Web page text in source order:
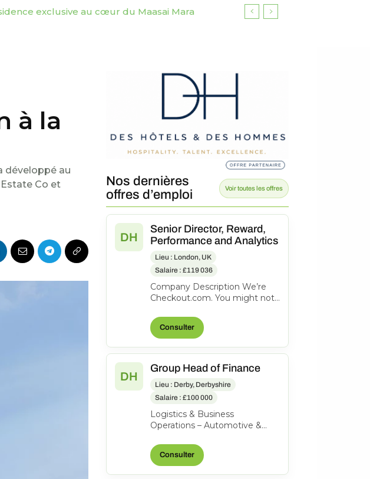
exclusive au cœur du Maasai Mara
du Langham, Gold Coast
à la
développé au
Co et
Nos dernières
offres d’emploi
Voir toutes les offres
DH
Senior Director, Reward,
Performance and Analytics
Lieu : London, UK
Salaire : £119 036
Company Description We’re
Checkout.com. You might not
companies like eBay, Spotify,
Klarna, Uber,...
Consulter
DH
Group Head of Finance
Lieu : Derby, Derbyshire
Salaire : £100 000
Logistics & Business
Operations – Automotive &
Product | Private Equity-
Backed Our client is a...
Consulter